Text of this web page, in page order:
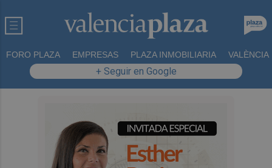
FORO PLAZA EMPRESAS PLAZA INMOBILIARIA VALÈNCIA
+ Seguir en Google